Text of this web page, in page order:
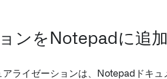
ンをNotepadに追
ライゼーションは、Notepadドキュ